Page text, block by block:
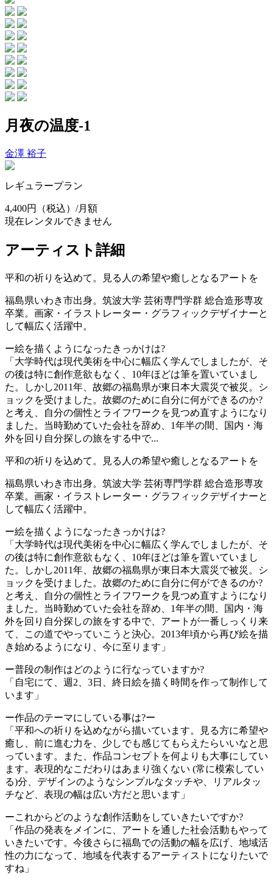
月夜の温度-1
金澤 裕子
レギュラープラン
4,400円
（税込）/月額
現在レンタルできません
アーティスト詳細
平和の祈りを込めて。見る人の希望や癒しとなるアートを
福島県いわき市出身。筑波大学 芸術専門学群 総合造形専攻
卒業。画家・イラストレーター・グラフィックデザイナーと
して幅広く活躍中。
ー絵を描くようになったきっかけは?
「大学時代は現代美術を中心に幅広く学んでしましたが、そ
の後は特に創作意欲もなく、10年ほどは筆を置いていまし
た。しかし2011年、故郷の福島県が東日本大震災で被災。シ
ョックを受けました。故郷のために自分に何ができるのか?
と考え、自分の個性とライフワークを見つめ直すようになり
ました。当時勤めていた会社を辞め、1年半の間、国内・海
外を回り自分探しの旅をする中で...
平和の祈りを込めて。見る人の希望や癒しとなるアートを
福島県いわき市出身。筑波大学 芸術専門学群 総合造形専攻
卒業。画家・イラストレーター・グラフィックデザイナーと
して幅広く活躍中。
ー絵を描くようになったきっかけは?
「大学時代は現代美術を中心に幅広く学んでしましたが、そ
の後は特に創作意欲もなく、10年ほどは筆を置いていまし
た。しかし2011年、故郷の福島県が東日本大震災で被災。シ
ョックを受けました。故郷のために自分に何ができるのか?
と考え、自分の個性とライフワークを見つめ直すようになり
ました。当時勤めていた会社を辞め、1年半の間、国内・海
外を回り自分探しの旅をする中で、アートが一番しっくり来
て、この道でやっていこうと決心。2013年頃から再び絵を描
き始めるようになり、今に至ります」
ー普段の制作はどのように行なっていますか?
「自宅にて、週2、3日、終日絵を描く時間を作って制作して
います」
ー作品のテーマにしている事は?ー
「平和への祈りを込めながら描いています。見る方に希望や
癒し、前に進む力を、少しでも感じてもらえたらいいなと思
っています。また、作品コンセプトを何よりも大事にしてい
ます。表現的なこだわりはあまり強くない (常に模索してい
る)分、デザインのようなシンプルなタッチや、リアルタッ
チなど、表現の幅は広い方だと思います」
ーこれからどのような創作活動をしていきたいですか?
「作品の発表をメインに、アートを通した社会活動もやって
いきたいです。今後さらに福島での活動の幅を広げ、地域活
性の力になって、地域を代表するアーティストになりたいで
すね」